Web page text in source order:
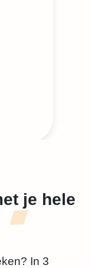
je hele
In 3